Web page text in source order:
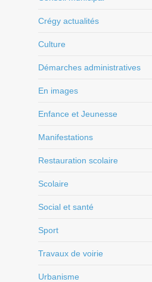
Crégy actualités
Culture
Démarches administratives
En images
Enfance et Jeunesse
Manifestations
Restauration scolaire
Scolaire
Social et santé
Sport
Travaux de voirie
Urbanisme